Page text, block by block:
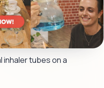
inhaler tubes on a